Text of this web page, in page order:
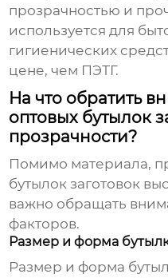
прозрачностью и
используется для
гигиенических
цене, чем ПЭТГ.
На что обратить
оптовых бутылок
прозрачности?
Помимо материала,
бутылок заготовок
важно обращать
факторов.
Размер и форма
Размер и форма